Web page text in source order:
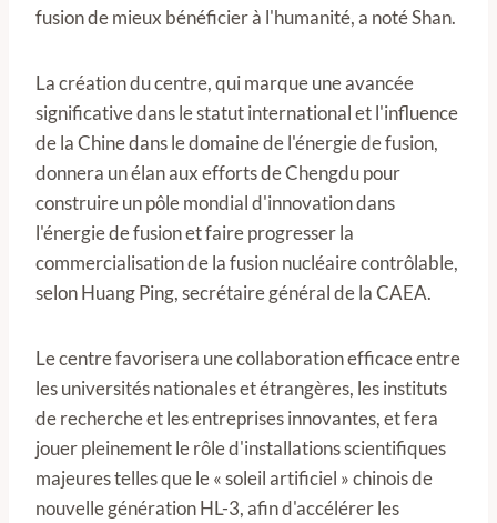
fusion de mieux bénéficier à l'humanité, a noté Shan.
La création du centre, qui marque une avancée
significative dans le statut international et l'influence
de la Chine dans le domaine de l'énergie de fusion,
donnera un élan aux efforts de Chengdu pour
construire un pôle mondial d'innovation dans
l'énergie de fusion et faire progresser la
commercialisation de la fusion nucléaire contrôlable,
selon Huang Ping, secrétaire général de la CAEA.
Le centre favorisera une collaboration efficace entre
les universités nationales et étrangères, les instituts
de recherche et les entreprises innovantes, et fera
jouer pleinement le rôle d'installations scientifiques
majeures telles que le « soleil artificiel » chinois de
nouvelle génération HL-3, afin d'accélérer les